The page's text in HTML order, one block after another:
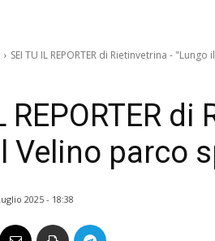
SEI TU IL REPORTER di Rietinvetrina -
REPORTER
Velino parco
2025 - 18:38